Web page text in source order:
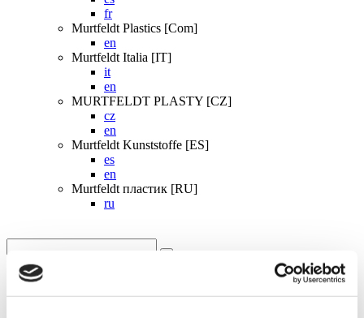
fr
Murtfeldt Plastics [Com]
en
Murtfeldt Italia [IT]
it
en
MURTFELDT PLASTY [CZ]
cz
en
Murtfeldt Kunststoffe [ES]
es
en
Murtfeldt пластик [RU]
ru
Startpagina